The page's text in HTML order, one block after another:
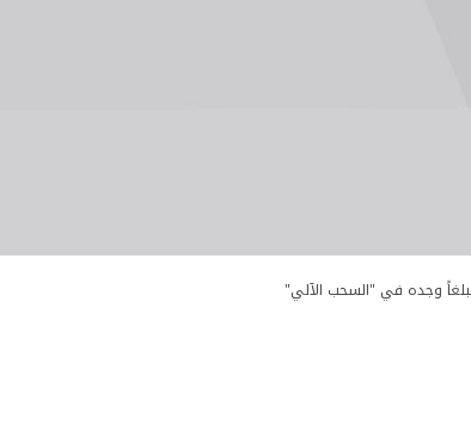
وجده في "السحب الآلي"